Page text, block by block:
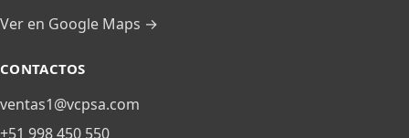
Ver en Google Maps →
CONTACTOS
ventas1@vcpsa.com
+51 998 450 550